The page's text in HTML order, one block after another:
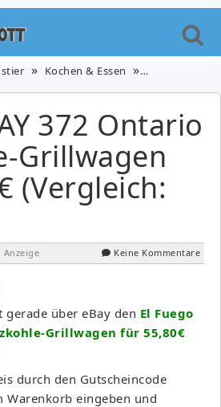
Kochen & Essen Küche, Haus
372 Ontario
Grillwagen
(Vergleich:
Keine Kommentare
über eBay den El Fuego
Grillwagen für 55,80€
durch den Gutscheincode
Warenkorb eingeben und